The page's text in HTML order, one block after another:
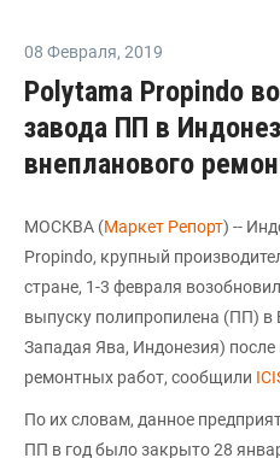
08 Февраля, 2019
Polytama Propindo
завода ПП в
внепланового
МОСКВА (Маркет Репорт) --
Propindo, крупный
стране, 1-3 февраля
выпуску полипропилена (ПП) в
Западая Ява, Индонезия)
ремонтных работ, сообщили
По их словам, данное
ПП в год было закрыто 28